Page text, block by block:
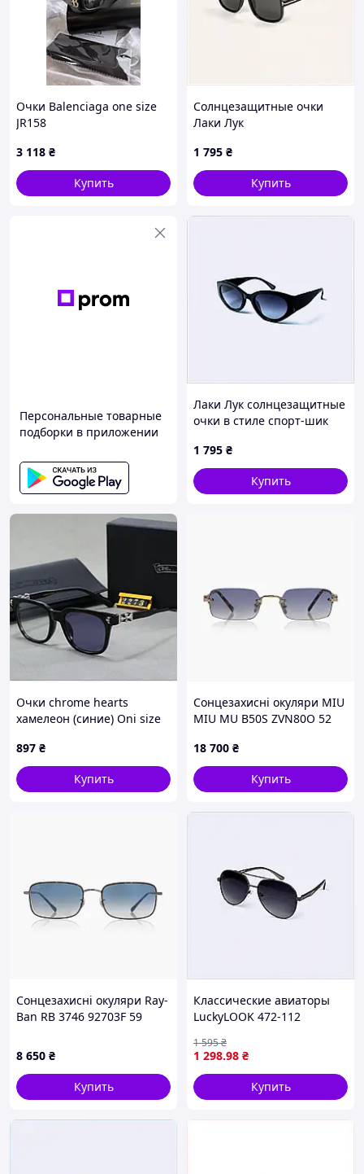
Очки Balenciaga one size
JR158
3 118 ₴
Купить
Солнцезащитные очки
Лаки Лук
оправа 565-913
A8885CK875
1 795 ₴
Купить
Персональные товарные
подборки в приложении
Лаки Лук солнцезащитные
очки в стиле спорт-шик
1 795 ₴
Купить
Очки chrome hearts
хамелеон (синие) Oni size
897 ₴
Купить
Сонцезахисні окуляри MIU
MIU MU B50S ZVN80O 52
18 700 ₴
Купить
Сонцезахисні окуляри Ray-
Ban RB 3746 92703F 59
8 650 ₴
Купить
Классические авиаторы
LuckyLOOK 472-112
8M615E480K
1 298.98 ₴
1 595₴
Купить